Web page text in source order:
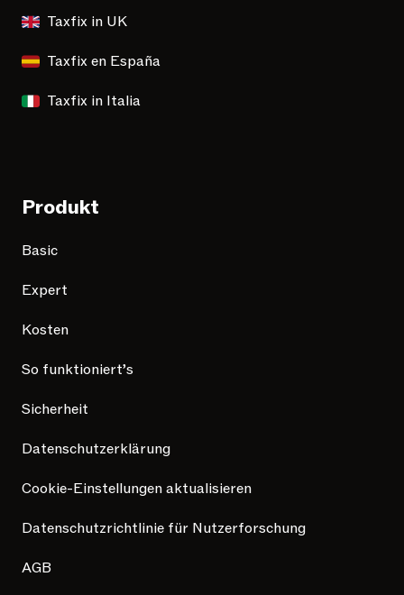
Taxfix in UK
Taxfix en España
Taxfix in Italia
Produkt
Basic
Expert
Kosten
So funktioniert’s
Sicherheit
Datenschutzerklärung
Cookie-Einstellungen aktualisieren
Datenschutzrichtlinie für Nutzerforschung
AGB